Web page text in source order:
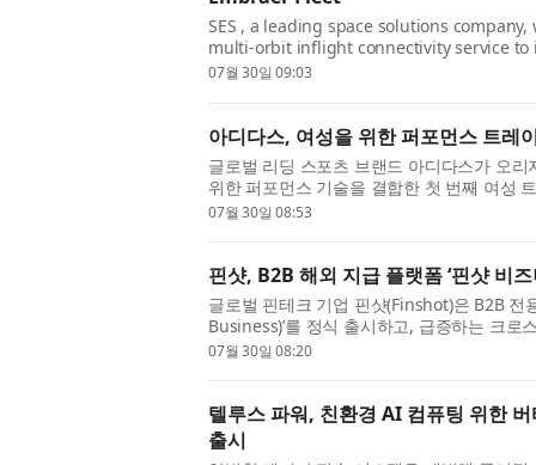
SES , a leading space solutions
multi-orbit inflight connectivity service
aircraft, solidifying SES’s position as
07월 30일 09:03
아디다스, 여성을 위한 퍼포먼스 트레
글로벌 리딩 스포츠 브랜드 아디다스가 오
위한 퍼포먼스 기술을 결합한 첫 번째 여성
Sport)’를 출시했다. ‘오리지널스 스포츠’는
07월 30일 08:53
핀샷, B2B 해외 지급 플랫폼 ‘핀샷 비
글로벌 핀테크 기업 핀샷(Finshot)은 B2B 전
Business)’를 정식 출시하고, 급증하는 크
혔다. 그동안 여러 국가의 공급업체나 파트
07월 30일 08:20
텔루스 파워, 친환경 AI 컴퓨팅 위한
출시